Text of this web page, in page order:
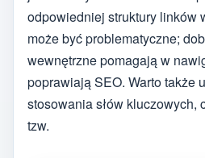
odpowiedniej struktury linków
może być problematyczne;
wewnętrzne pomagają w
poprawiają SEO. Warto także
stosowania słów kluczowych,
tzw.